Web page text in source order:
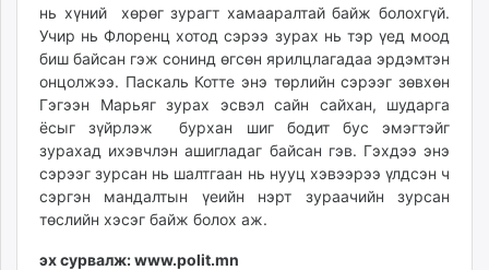
нь хүний хөрөг зурагт хамааралтай байж болохгүй.
Учир нь Флоренц хотод сэрээ зурах нь тэр үед моод
биш байсан гэж сонинд өгсөн ярилцлагадаа эрдэмтэн
онцолжээ. Паскаль Котте энэ төрлийн сэрээг зөвхөн
Гэгээн Марьяг зурах эсвэл сайн сайхан, шударга
ёсыг зүйрлэж бурхан шиг бодит бус эмэгтэйг
зурахад ихэвчлэн ашигладаг байсан гэв. Гэхдээ энэ
сэрээг зурсан нь шалтгаан нь нууц хэвээрээ үлдсэн ч
сэргэн мандалтын үеийн нэрт зураачийн зурсан
төслийн хэсэг байж болох аж.
эх сурвалж: www.polit.mn